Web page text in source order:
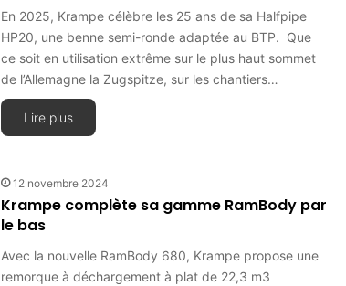
En 2025, Krampe célèbre les 25 ans de sa Halfpipe
HP20, une benne semi-ronde adaptée au BTP. Que
ce soit en utilisation extrême sur le plus haut sommet
de l’Allemagne la Zugspitze, sur les chantiers…
Lire plus
12 novembre 2024
Krampe complète sa gamme RamBody par
le bas
Avec la nouvelle RamBody 680, Krampe propose une
remorque à déchargement à plat de 22,3 m3